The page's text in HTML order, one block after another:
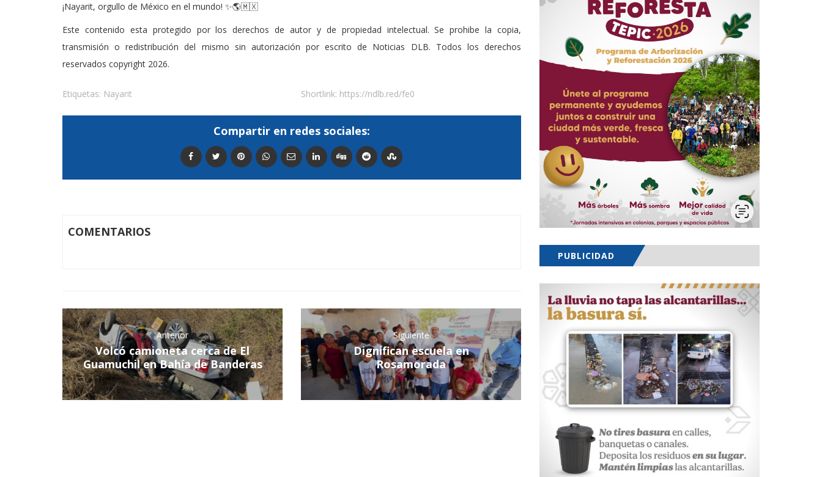
¡Nayarit, orgullo de México en el mundo! ✨🌎🇲🇽
Este contenido esta protegido por los derechos de autor y de propiedad intelectual. Se prohibe la copia,
transmisión o redistribución del mismo sin autorización por escrito de Noticias DLB. Todos los derechos
reservados copyright 2026.
Etiquetas: Nayarit Shortlink: https://ndlb.red/fe0
Compartir en redes sociales:
COMENTARIOS
Anterior
Volcó camioneta cerca de El
Guamuchil en Bahía de Banderas
Siguiente
Dignifican escuela en
Rosamorada
PUBLICIDAD